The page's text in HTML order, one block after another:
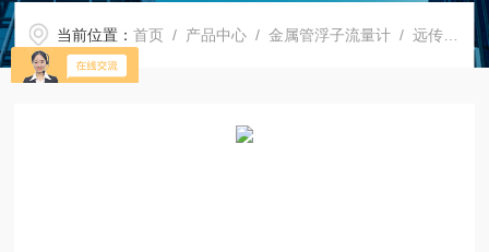
当前位置：首页 / 产品中心 /金属管浮子流量计 /远传型金属管浮子流量计